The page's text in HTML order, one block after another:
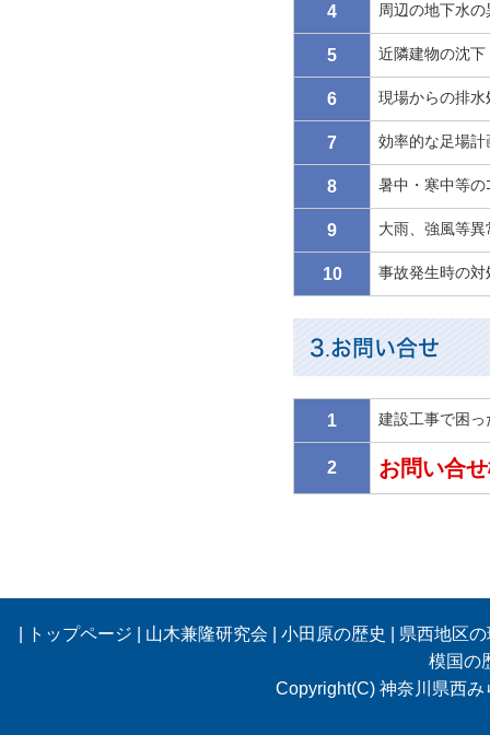
4 周辺の地下水
5 近隣建物の沈下
6 現場からの排水
7 効率的な足場計
8 暑中・寒中等の
9 大雨、強風等
10 事故発生時の対
3.お問い合せ
1 建設工事で困
2 お問い合
トップページ 山木兼隆研究会 小田原の歴史
県西地区
模国の
Copyright(C) 神奈川県西